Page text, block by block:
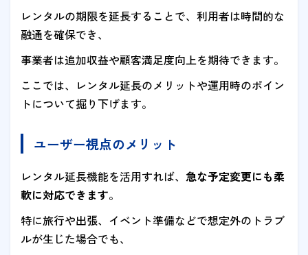
レンタルの期限を延長することで、利用者は時間的な
融通を確保でき、
事業者は追加収益や顧客満足度向上を期待できます。
ここでは、レンタル延長のメリットや運用時のポイン
トについて掘り下げます。
ユーザー視点のメリット
レンタル延長機能を活用すれば、 急な予定変更にも柔
軟に対応できます。
特に旅行や出張、イベント準備などで想定外のトラブ
ルが生じた場合でも、